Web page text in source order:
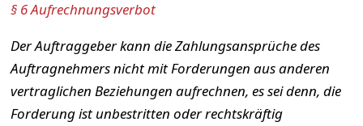
§ 6 Aufrechnungsverbot
Der Auftraggeber kann die Zahlungsansprüche des
Auftragnehmers nicht mit Forderungen aus anderen
vertraglichen Beziehungen aufrechnen, es sei denn, die
Forderung ist unbestritten oder rechtskräftig